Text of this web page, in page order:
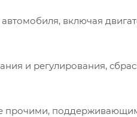
включая
и регулирования,
прочими,